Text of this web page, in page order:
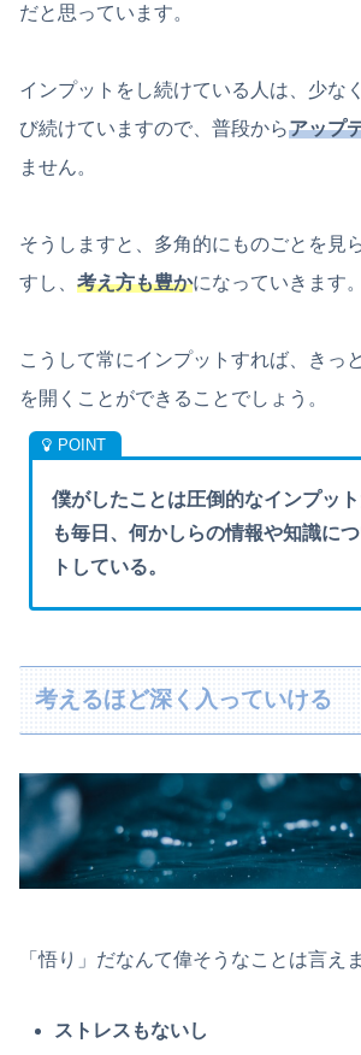
だと思っています。
インプットをし続けている人は、少な
び続けていますので、普段からアップ
ません。
そうしますと、多角的にものごとを見
すし、 考え方も豊かになっていきます。
こうして常にインプットすれば、きっ
を開くことができることでしょう。
僕がしたことは圧倒的なインプッ
も毎日、何かしらの情報や知識に
トしている。
考えるほど深く入っていける
「悟り」だなんて偉そうなことは言え
ストレスもないし